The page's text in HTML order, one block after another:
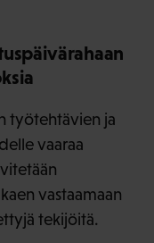
työtehtävien ja
vaaraa
vastaamaan
tekijöitä.